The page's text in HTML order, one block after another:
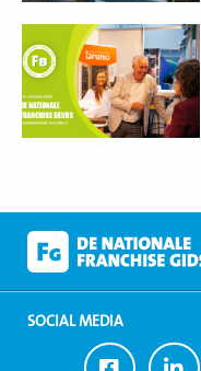
meer
SOCIAL MEDIA